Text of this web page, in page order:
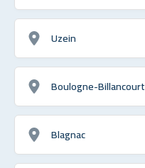
Uzein
Boulogne-Billancourt
Blagnac